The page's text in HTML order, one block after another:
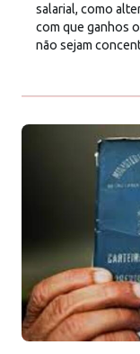
salarial, como
com que ganhos
não sejam